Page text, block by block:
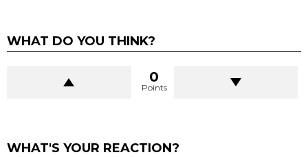
WHAT DO YOU THINK?
0
Points
WHAT'S YOUR REACTION?